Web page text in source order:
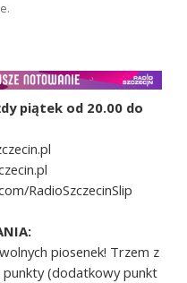
piątek od 20.00 do
RadioSzczecinSlip
piosenek! Trzem z
punkty (dodatkowy punkt